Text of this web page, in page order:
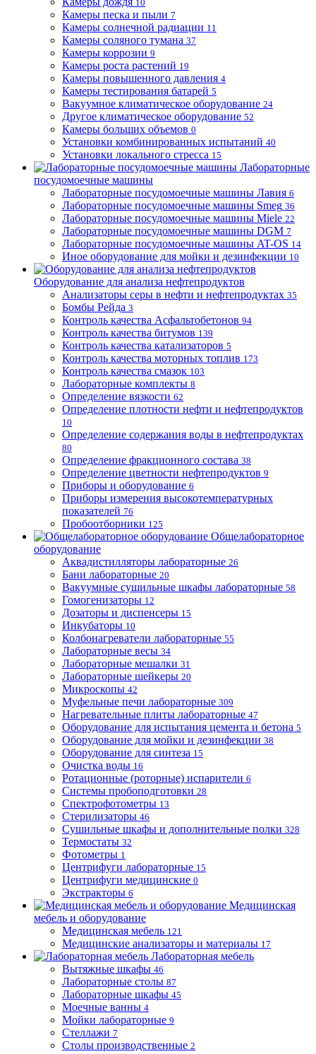
10
Камеры песка и пыли 7
Камеры солнечной радиации 11
Камеры соляного тумана 37
Камеры коррозии 9
Камеры роста растений 19
Камеры повышенного давления 4
Камеры тестирования батарей 5
Вакуумное климатическое оборудование 24
Другое климатическое оборудование 52
Камеры больших объемов 0
Установки комбинированных испытаний 40
Установки локального стресса 15
Лабораторные
посудомоечные машины
Лабораторные посудомоечные машины Лавия 6
Лабораторные посудомоечные машины Smeg 36
Лабораторные посудомоечные машины Miele 22
Лабораторные посудомоечные машины DGM 7
Лабораторные посудомоечные машины AT-OS 14
Иное оборудование для мойки и дезинфекции 10
Оборудование для анализа нефтепродуктов
Анализаторы серы в нефти и нефтепродуктах 35
Бомбы Рейда 3
Контроль качества Асфальтобетонов 94
Контроль качества битумов 139
Контроль качества катализаторов 5
Контроль качества моторных топлив 173
Контроль качества смазок 103
Лабораторные комплекты 8
Определение вязкости 62
Определение плотности нефти и нефтепродуктов
10
Определение содержания воды в нефтепродуктах
80
Определение фракционного состава 38
Определение цветности нефтепродуктов 9
Приборы и оборудование 6
Приборы измерения высокотемпературных
показателей 76
Пробоотборники 125
Общелабораторное
оборудование
Аквадистилляторы лабораторные 26
Бани лабораторные 20
Вакуумные сушильные шкафы лабораторные 58
Гомогенизаторы 12
Дозаторы и диспенсеры 15
Инкубаторы 10
Колбонагреватели лабораторные 55
Лабораторные весы 34
Лабораторные мешалки 31
Лабораторные шейкеры 20
Микроскопы 42
Муфельные печи лабораторные 309
Нагревательные плиты лабораторные 47
Оборудование для испытания цемента и бетона 5
Оборудование для мойки и дезинфекции 38
Оборудование для синтеза 15
Очистка воды 16
Ротационные (роторные) испарители 6
Системы пробоподготовки 28
Спектрофотометры 13
Стерилизаторы 46
Сушильные шкафы и дополнительные полки 328
Термостаты 32
Фотометры 1
Центрифуги лабораторные 15
Центрифуги медицинские 0
Экстракторы 6
Медицинская
мебель и оборудование
Медицинская мебель 121
Медицинские анализаторы и материалы 17
Лабораторная мебель
Вытяжные шкафы 46
Лабораторные столы 87
Лабораторные шкафы 45
Моечные ванны 4
Мойки лабораторные 9
Стеллажи 7
Столы производственные 2